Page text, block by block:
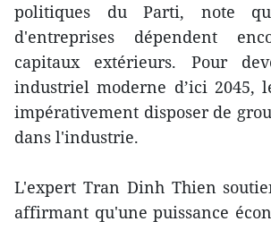
politiques du Parti, note
d'entreprises dépendent
capitaux extérieurs. Pour
industriel moderne d’ici 2045,
impérativement disposer de
dans l'industrie.
L'expert Tran Dinh Thien
affirmant qu'une puissance